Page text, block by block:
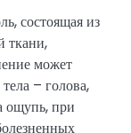
состоящая из
ткани,
может
– голова,
ощупь, при